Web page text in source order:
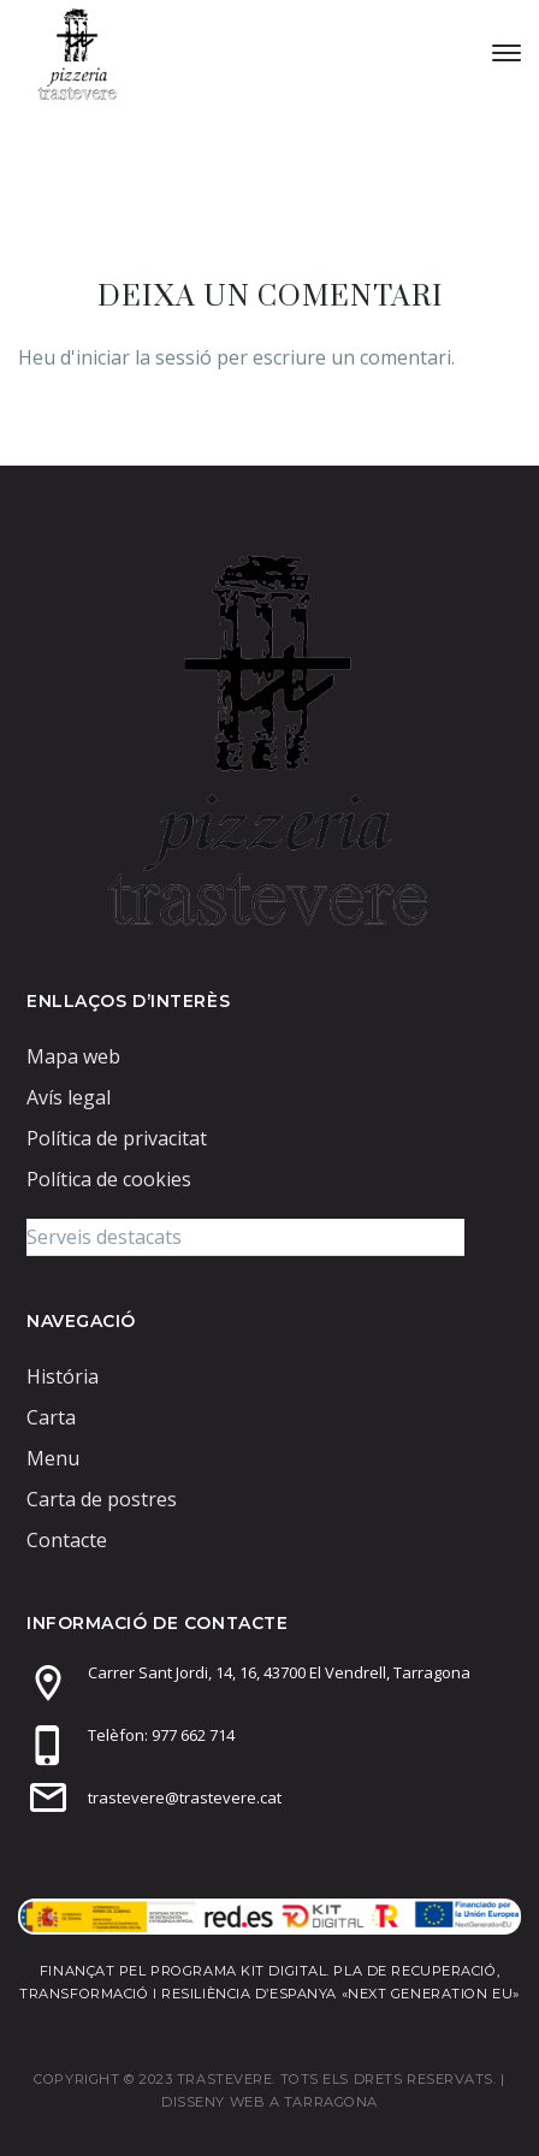
DEIXA UN COMENTARI
Heu d'iniciar la sessió per escriure un comentari.
ENLLAÇOS D’INTERÈS
Mapa web
Avís legal
Política de privacitat
Política de cookies
NAVEGACIÓ
História
Carta
Menu
Carta de postres
Contacte
INFORMACIÓ DE CONTACTE
Carrer Sant Jordi, 14, 16, 43700 El Vendrell, Tarragona
Telèfon: 977 662 714
trastevere@trastevere.cat
FINANÇAT PEL PROGRAMA KIT DIGITAL. PLA DE RECUPERACIÓ,
TRANSFORMACIÓ I RESILIÈNCIA D’ESPANYA «NEXT GENERATION EU»
COPYRIGHT © 2023 TRASTEVERE. TOTS ELS DRETS RESERVATS. |
DISSENY WEB A TARRAGONA